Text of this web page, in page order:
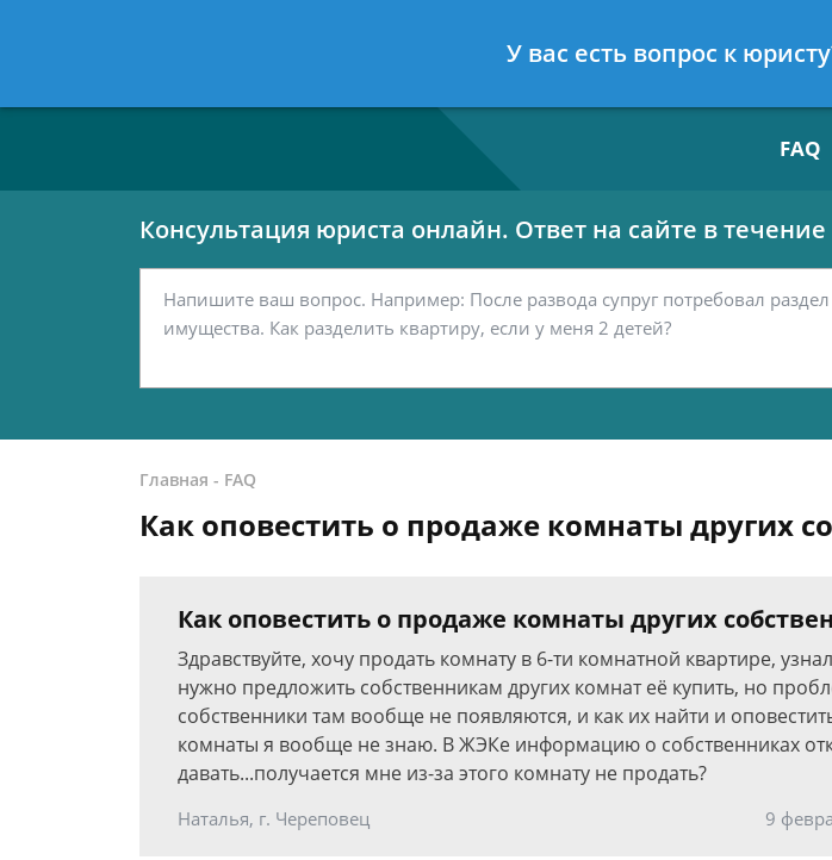
7 812 467-42-15
FAQ
Консультация юриста онлайн. Ответ на сайте в
Главная - FAQ
Как оповестить о продаже комнаты других
Как оповестить о продаже комнаты других
Здравствуйте, хочу продать комнату в 6-ти комнатной квартире,
нужно предложить собственникам других комнат её купить, но
собственники там вообще не появляются, и как их найти и
комнаты я вообще не знаю. В ЖЭКе информацию о собственниках
давать...получается мне из-за этого комнату не продать?
Наталья, г. Череповец 9
У вас есть вопрос к